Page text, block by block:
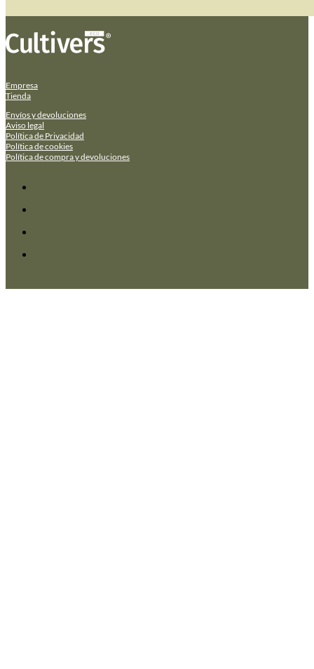
Empresa
Tienda
Envíos y devoluciones
Aviso legal
Política de Privacidad
Política de cookies
Política de compra y devoluciones